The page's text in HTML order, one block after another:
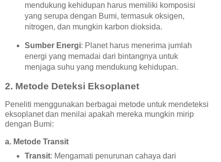
mendukung kehidupan harus memiliki komposisi
yang serupa dengan Bumi, termasuk oksigen,
nitrogen, dan mungkin karbon dioksida.
Sumber Energi: Planet harus menerima jumlah
energi yang memadai dari bintangnya untuk
menjaga suhu yang mendukung kehidupan.
2. Metode Deteksi Eksoplanet
Peneliti menggunakan berbagai metode untuk mendeteksi
eksoplanet dan menilai apakah mereka mungkin mirip
dengan Bumi:
a. Metode Transit
Transit: Mengamati penurunan cahaya dari